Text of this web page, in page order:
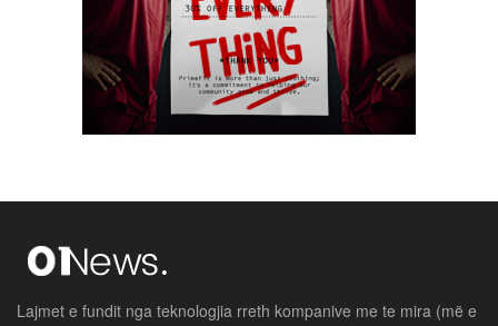
Lajmet e fundit nga teknologjia rreth kompanive me te mira (më e